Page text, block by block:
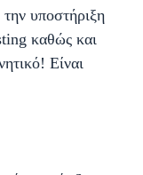
υποστήριξη
καθώς και
Είναι